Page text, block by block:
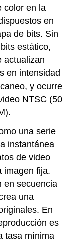
color en la
en
de bits. Sin
estático,
actualizan
en intensidad
y ocurre
NTSC (50
una serie
instantánea
de video
imagen fija.
en secuencia
una
En
es
tasa mínima